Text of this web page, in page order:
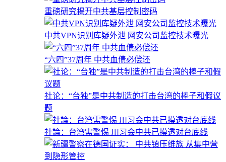
重磅研究揭开中共基层控制密码
中共VPN识别库疑外泄 网安公司监控技术曝光
“六四”37周年 中共血债必偿还
社论：“台独”是中共制造的打击台湾的棒子和假议
题
社論：台湾需警惕 川习会中共已摸透对台底线